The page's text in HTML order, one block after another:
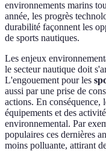
environnements marins
année, les progrès
durabilité façonnent les
de sports nautiques.
Les enjeux
le secteur nautique doit
L'engouement pour les
aussi par une prise de
actions. En conséquence,
équipements et des
environnemental. Par
populaires ces dernières
moins polluante, attirant